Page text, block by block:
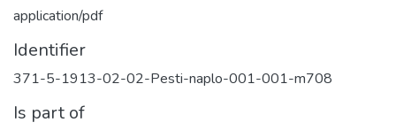
application/pdf
Identifier
371-5-1913-02-02-Pesti-naplo-001-001-m708
Is part of